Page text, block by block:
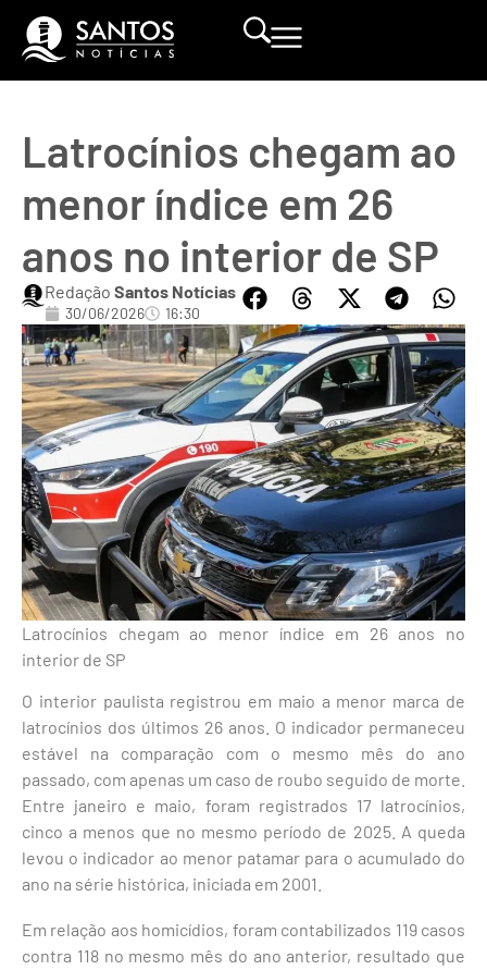
Latrocínios chegam ao
menor índice em 26
anos no interior de SP
Redação Santos Notícias
30/06/2026 16:30
Latrocínios chegam ao menor índice em 26 anos no
interior de SP
O interior paulista registrou em maio a menor marca de
latrocínios dos últimos 26 anos. O indicador permaneceu
estável na comparação com o mesmo mês do ano
passado, com apenas um caso de roubo seguido de morte.
Entre janeiro e maio, foram registrados 17 latrocínios,
cinco a menos que no mesmo período de 2025. A queda
levou o indicador ao menor patamar para o acumulado do
ano na série histórica, iniciada em 2001.
Em relação aos homicídios, foram contabilizados 119 casos
contra 118 no mesmo mês do ano anterior, resultado que